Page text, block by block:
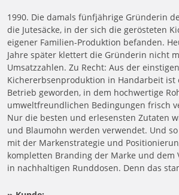
1990. Die damals fünfjährige Gründerin
die Jutesäcke, in der sich die gerösteten
eigener Familien-Produktion befanden.
Jahre später klettert die Gründerin nicht
Umsatzzahlen. Zu Recht: Aus der einstigen
Kichererbsenproduktion in Handarbeit ist
Betrieb geworden, in dem hochwertige
umweltfreundlichen Bedingungen frisch
Nur die besten und erlesensten Zutaten
und Blaumohn werden verwendet. Und
mit der Markenstrategie und
kompletten Branding der Marke und dem
in nachhaltigen Runddosen. Denn das